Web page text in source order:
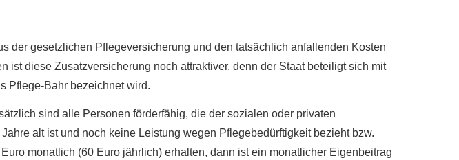
der gesetzlichen Pflege­ver­si­che­rung und den tatsächlich anfallenden Kosten
diese Zusatzversicherung noch attraktiver, denn der Staat beteiligt sich mit
Pflege-Bahr bezeichnet wird.
sind alle Per­sonen förderfähig, die der sozialen oder privaten
alt ist und noch keine Leistung wegen Pflegebedürftigkeit bezieht bzw.
monatlich (60 Euro jährlich) erhalten, dann ist ein monatlicher Eigenbeitrag